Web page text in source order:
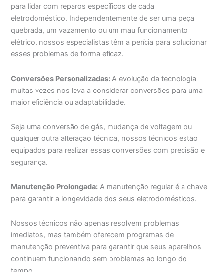
para lidar com reparos específicos de cada
eletrodoméstico. Independentemente de ser uma peça
quebrada, um vazamento ou um mau funcionamento
elétrico, nossos especialistas têm a perícia para solucionar
esses problemas de forma eficaz.
Conversões Personalizadas: A evolução da tecnologia
muitas vezes nos leva a considerar conversões para uma
maior eficiência ou adaptabilidade.
Seja uma conversão de gás, mudança de voltagem ou
qualquer outra alteração técnica, nossos técnicos estão
equipados para realizar essas conversões com precisão e
segurança.
Manutenção Prolongada: A manutenção regular é a chave
para garantir a longevidade dos seus eletrodomésticos.
Nossos técnicos não apenas resolvem problemas
imediatos, mas também oferecem programas de
manutenção preventiva para garantir que seus aparelhos
continuem funcionando sem problemas ao longo do